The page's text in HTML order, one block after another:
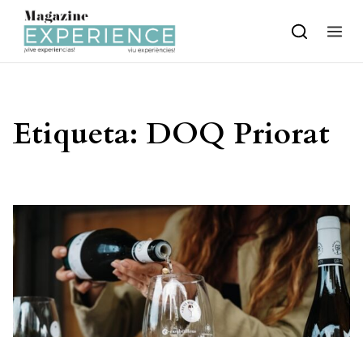
Skip to content
Etiqueta: DOQ Priorat